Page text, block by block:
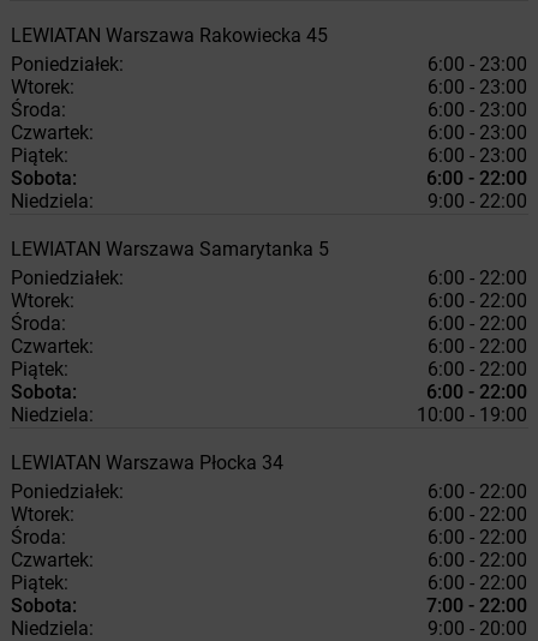
LEWIATAN Warszawa Rakowiecka 45
Poniedziałek:
6:00 - 23:00
Wtorek:
6:00 - 23:00
Środa:
6:00 - 23:00
Czwartek:
6:00 - 23:00
Piątek:
6:00 - 23:00
Sobota:
6:00 - 22:00
Niedziela:
9:00 - 22:00
LEWIATAN Warszawa Samarytanka 5
Poniedziałek:
6:00 - 22:00
Wtorek:
6:00 - 22:00
Środa:
6:00 - 22:00
Czwartek:
6:00 - 22:00
Piątek:
6:00 - 22:00
Sobota:
6:00 - 22:00
Niedziela:
10:00 - 19:00
LEWIATAN Warszawa Płocka 34
Poniedziałek:
6:00 - 22:00
Wtorek:
6:00 - 22:00
Środa:
6:00 - 22:00
Czwartek:
6:00 - 22:00
Piątek:
6:00 - 22:00
Sobota:
7:00 - 22:00
Niedziela:
9:00 - 20:00